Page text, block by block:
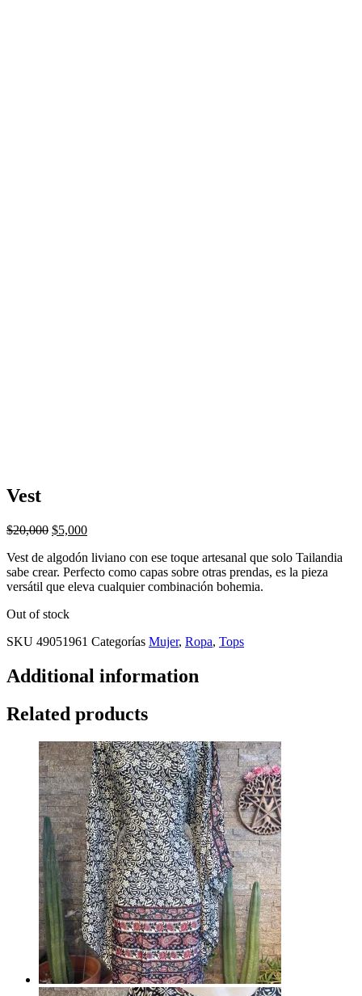
Vest
$20,000 $5,000
Vest de algodón liviano con ese toque artesanal que solo Tailandia
sabe crear. Perfecto como capas sobre otras prendas, es la pieza
versátil que eleva cualquier combinación bohemia.
Out of stock
SKU 49051961 Categorías Mujer, Ropa, Tops
Additional information
Related products